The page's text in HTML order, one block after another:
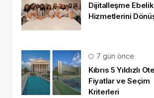
Dijitalleşme Ebelik
Hizmetlerini
7 gün önce
Kıbrıs 5 Yıldızlı
Fiyatlar ve Seçim
Kriterleri